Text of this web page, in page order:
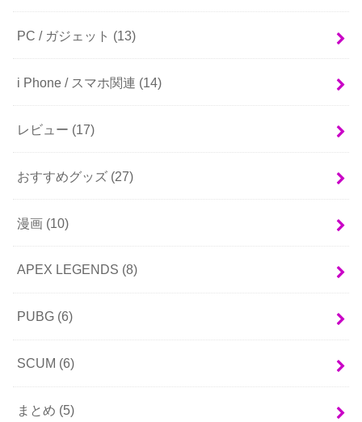
PC / ガジェット (13)
i Phone / スマホ関連 (14)
レビュー (17)
おすすめグッズ (27)
漫画 (10)
APEX LEGENDS (8)
PUBG (6)
SCUM (6)
まとめ (5)